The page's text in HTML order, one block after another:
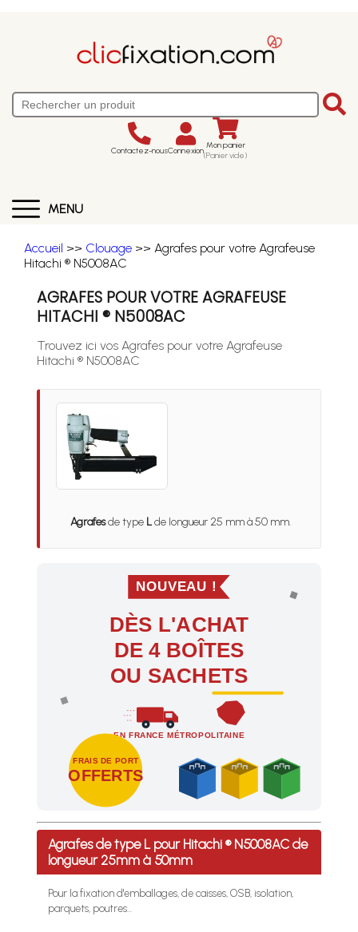
Contactez-nousConnexion Mon panier
(Panier vide)
MENU
Accueil >> Clouage >> Agrafes pour votre Agrafeuse
Hitachi ® N5008AC
AGRAFES POUR VOTRE AGRAFEUSE
HITACHI ® N5008AC
Trouvez ici vos Agrafes pour votre Agrafeuse
Hitachi ® N5008AC
Agrafesde type Lde longueur 25 mm à 50 mm.
NOUVEAU !
DÈS L'ACHAT
DE 4 BOÎTES
OU SACHETS
EN FRANCE MÉTROPOLITAINE
FRAIS DE PORT
OFFERTS
Profitez des Frais de port offerts en France
Agrafes de type L pour Hitachi ® N5008AC de
longueur 25mm à 50mm
Pour la fixation d'emballages, de caisses, OSB, isolation,
parquets, poutres...